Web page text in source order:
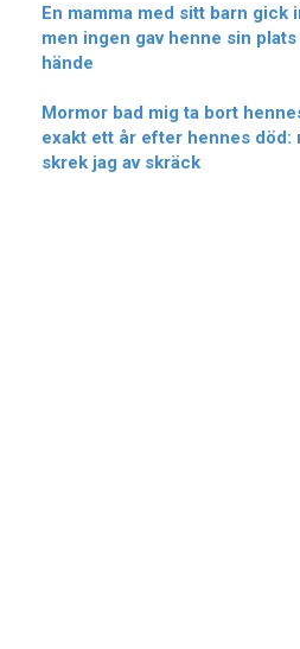
En mamma med sitt barn gick
men ingen gav henne sin
hände
Mormor bad mig ta bort
exakt ett år efter hennes död:
skrek jag av skräck